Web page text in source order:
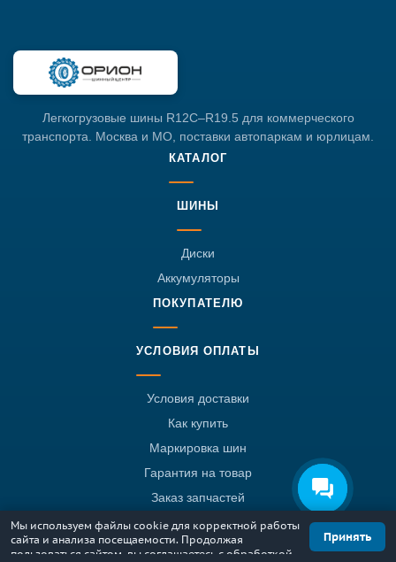
Легкогрузовые шины R12C–R19.5 для коммерческого
транспорта. Москва и МО, поставки автопаркам и юрлицам.
КАТАЛОГ
ШИНЫ
Диски
Аккумуляторы
ПОКУПАТЕЛЮ
УСЛОВИЯ ОПЛАТЫ
Условия доставки
Как купить
Маркировка шин
Гарантия на товар
Заказ запчастей
Шинный калькулятор
КОНТАКТЫ
Мы используем файлы cookie для корректной работы
сайта и анализа посещаемости. Продолжая
пользоваться сайтом, вы соглашаетесь с обработкой
Принять